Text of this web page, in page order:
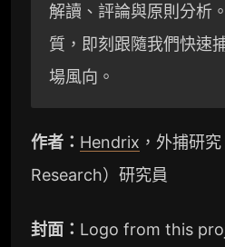
m
b
o
解讀、評論與原則分析
質，即刻跟隨我們快速
場風向。
作者： Hendrix ，外捕研
Research）研究員
封面： Logo from this